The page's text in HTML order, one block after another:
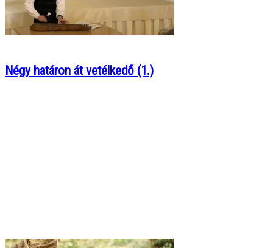
Négy határon át vetélkedő (1.)